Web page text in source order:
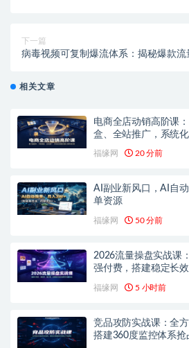
下一篇
病毒视频可复制爆流体系：揭秘爆款流
相关文章
电商全店动销高阶课
盒、全站推广，系统
福缘网 20 分前
AI副业新风口，AI自
单资源
福缘网 50 分前
2026流量操盘实战课
强付费，搭建稳定长
福缘网 5 小时前
竞品攻防实战课：全
搭建360度监控体系抢